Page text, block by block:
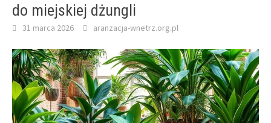
do miejskiej dżungli
31 marca 2026 aranzacja-wnetrz.org.pl